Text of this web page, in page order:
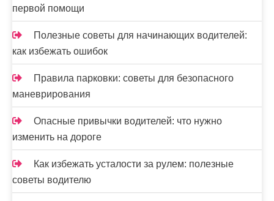
первой помощи
Полезные советы для начинающих водителей:
как избежать ошибок
Правила парковки: советы для безопасного
маневрирования
Опасные привычки водителей: что нужно
изменить на дороге
Как избежать усталости за рулем: полезные
советы водителю